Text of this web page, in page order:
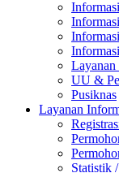
UU &
Pusiknas
Layanan
Statistik